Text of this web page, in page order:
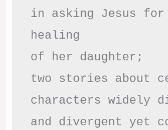
in asking Jesus for
healing
of her daughter;
two stories about
characters widely
and divergent yet